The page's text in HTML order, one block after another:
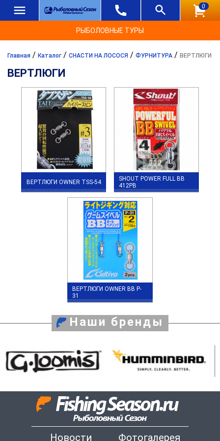
0
РЫБОЛОВНЫЕ ТУРЫ
Главная / Каталог / СНАСТИ НА ЛОСОСЯ / ФУРНИТУРА / ВЕРТЛЮГИ
ВЕРТЛЮГИ
ВЕРТЛЮГИ OWNER TSS-54
SHOUT POWER FULL BB
412PB
ВЕРТЛЮГИ OWNER BB P-
31
Наши бренды
Новости Фотогалерея